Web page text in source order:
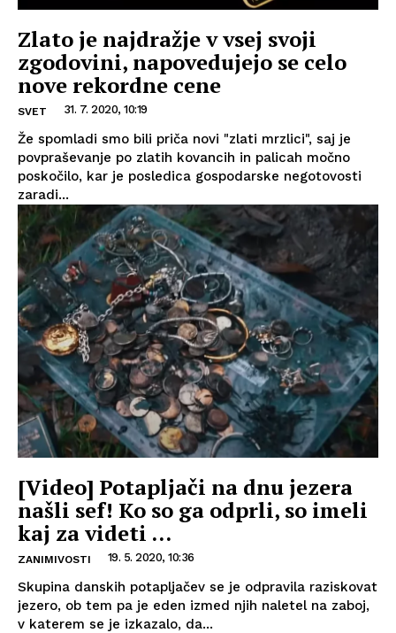
Zlato je najdražje v vsej svoji
zgodovini, napovedujejo se celo
nove rekordne cene
SVET 31. 7. 2020, 10:19
Že spomladi smo bili priča novi "zlati mrzlici", saj je
povpraševanje po zlatih kovancih in palicah močno
poskočilo, kar je posledica gospodarske negotovosti
zaradi...
[Video] Potapljači na dnu jezera
našli sef! Ko so ga odprli, so imeli
kaj za videti …
ZANIMIVOSTI 19. 5. 2020, 10:36
Skupina danskih potapljačev se je odpravila raziskovat
jezero, ob tem pa je eden izmed njih naletel na zaboj,
v katerem se je izkazalo, da...